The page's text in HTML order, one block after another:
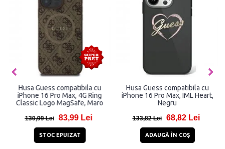
Husa Guess compatibila cu
iPhone 16 Pro Max, 4G Ring
Classic Logo MagSafe, Maro
130,99 Lei 83,99 Lei
STOC EPUIZAT
Husa Guess compatibila cu
iPhone 16 Pro Max, IML Heart,
Negru
133,82 Lei 68,82 Lei
ADAUGĂ ÎN COŞ